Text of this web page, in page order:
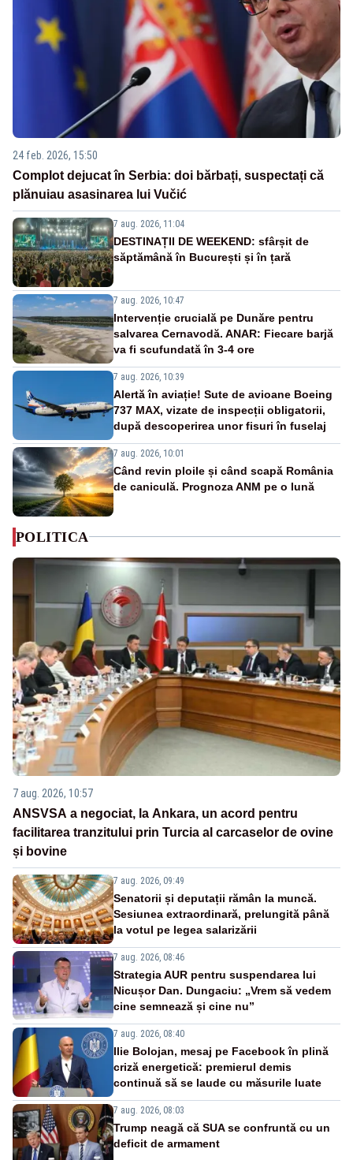
24 feb. 2026, 15:50
Complot dejucat în Serbia: doi bărbați, suspectați că
plănuiau asasinarea lui Vučić
7 aug. 2026, 11:04
DESTINAȚII DE WEEKEND: sfârșit de
săptămână în București și în țară
7 aug. 2026, 10:47
Intervenție crucială pe Dunăre pentru
salvarea Cernavodă. ANAR: Fiecare barjă
va fi scufundată în 3-4 ore
7 aug. 2026, 10:39
Alertă în aviație! Sute de avioane Boeing
737 MAX, vizate de inspecții obligatorii,
după descoperirea unor fisuri în fuselaj
7 aug. 2026, 10:01
Când revin ploile și când scapă România
de caniculă. Prognoza ANM pe o lună
POLITICA
7 aug. 2026, 10:57
ANSVSA a negociat, la Ankara, un acord pentru
facilitarea tranzitului prin Turcia al carcaselor de ovine
și bovine
7 aug. 2026, 09:49
Senatorii și deputații rămân la muncă.
Sesiunea extraordinară, prelungită până
la votul pe legea salarizării
7 aug. 2026, 08:46
Strategia AUR pentru suspendarea lui
Nicușor Dan. Dungaciu: „Vrem să vedem
cine semnează și cine nu”
7 aug. 2026, 08:40
Ilie Bolojan, mesaj pe Facebook în plină
criză energetică: premierul demis
continuă să se laude cu măsurile luate
7 aug. 2026, 08:03
Trump neagă că SUA se confruntă cu un
deficit de armament